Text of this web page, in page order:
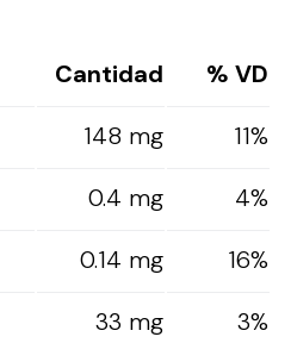
Cantidad
% VD
148 mg
11%
0.4 mg
4%
0.14 mg
16%
33 mg
3%